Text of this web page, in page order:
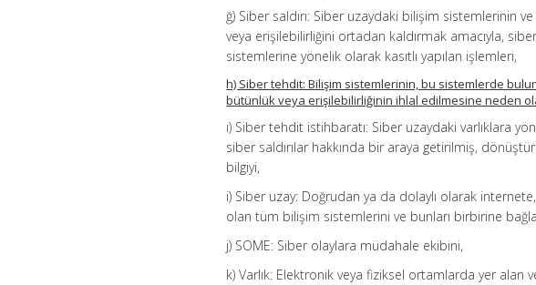
ğ) Siber saldırı: Siber uzaydaki bilişim sistemlerinin
veya erişilebilirliğini ortadan kaldırmak amacıyla,
sistemlerine yönelik olarak kasıtlı yapılan işlemleri,
h) Siber tehdit: Bilişim sistemlerinin, bu sistemlerde
bütünlük veya erişilebilirliğinin ihlal edilmesine neden
ı) Siber tehdit istihbaratı: Siber uzaydaki varlıklara
siber saldırılar hakkında bir araya getirilmiş,
bilgiyi,
i) Siber uzay: Doğrudan ya da dolaylı olarak
olan tüm bilişim sistemlerini ve bunları birbirine
j) SOME: Siber olaylara müdahale ekibini,
k) Varlık: Elektronik veya fiziksel ortamlarda yer alan